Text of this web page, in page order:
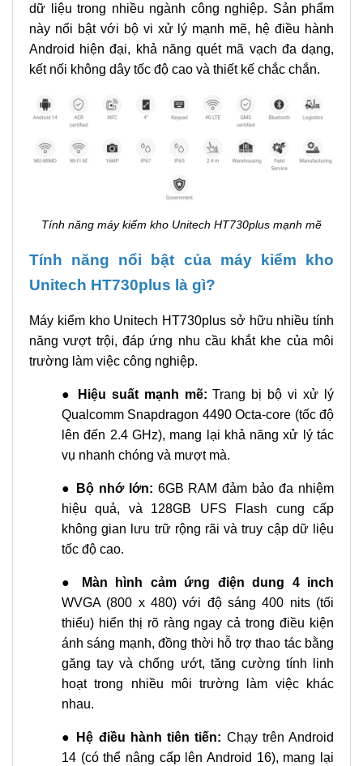
dữ liệu trong nhiều ngành công nghiệp. Sản phẩm
này nổi bật với bộ vi xử lý mạnh mẽ, hệ điều hành
Android hiện đại, khả năng quét mã vạch đa dạng,
kết nối không dây tốc độ cao và thiết kế chắc chắn.
Tính năng máy kiểm kho Unitech HT730plus mạnh mẽ
Tính năng nổi bật của máy kiểm kho
Unitech HT730plus là gì?
Máy kiểm kho Unitech HT730plus sở hữu nhiều tính
năng vượt trội, đáp ứng nhu cầu khắt khe của môi
trường làm việc công nghiệp.
● Hiệu suất mạnh mẽ:Trang bị bộ vi xử lý
Qualcomm Snapdragon 4490 Octa-core (tốc độ
lên đến 2.4 GHz), mang lại khả năng xử lý tác
vụ nhanh chóng và mượt mà.
● Bộ nhớ lớn: 6GB RAM đảm bảo đa nhiệm
hiệu quả, và 128GB UFS Flash cung cấp
không gian lưu trữ rộng rãi và truy cập dữ liệu
tốc độ cao.
●
Màn hình cảm ứng điện dung 4 inch
WVGA (800 x 480) với độ sáng 400 nits (tối
thiểu) hiển thị rõ ràng ngay cả trong điều kiện
ánh sáng mạnh, đồng thời hỗ trợ thao tác bằng
găng tay và chống ướt, tăng cường tính linh
hoạt trong nhiều môi trường làm việc khác
nhau.
● Hệ điều hành tiên tiến: Chạy trên Android
14 (có thể nâng cấp lên Android 16), mang lại